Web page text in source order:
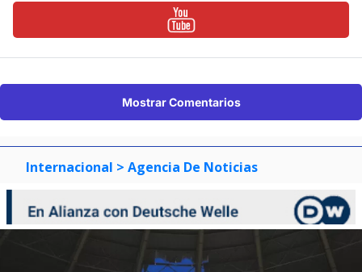
Mostrar Comentarios
Internacional > Agencia De Noticias